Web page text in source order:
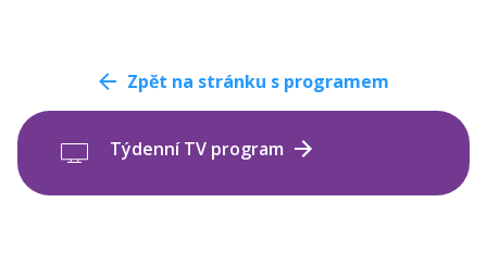
Zpět na stránku s programem
Týdenní TV program